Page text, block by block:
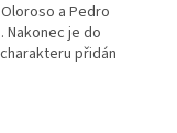
a Pedro
Nakonec je do
přidán